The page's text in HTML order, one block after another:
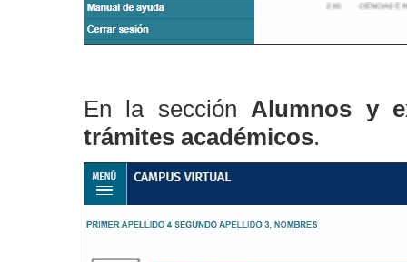
En la secciónAlumnos y
trámites académicos.